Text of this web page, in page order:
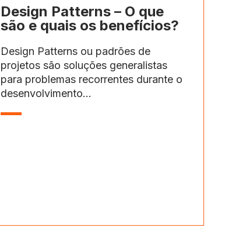
Design Patterns – O que
são e quais os benefícios?
Design Patterns ou padrões de
projetos são soluções generalistas
para problemas recorrentes durante o
desenvolvimento...